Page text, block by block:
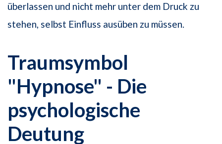
überlassen und nicht mehr unter dem Druck zu
stehen, selbst Einfluss ausüben zu müssen.
Traumsymbol
"Hypnose" - Die
psychologische
Deutung